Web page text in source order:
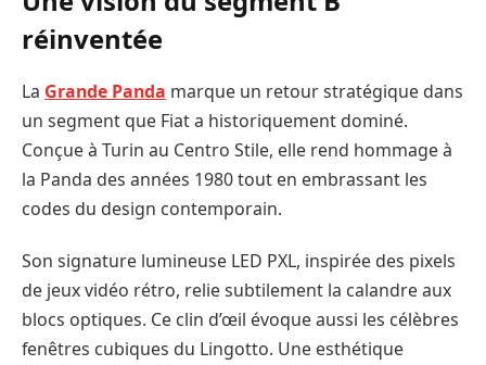
réinventée
La Grande Panda marque un retour stratégique dans
un segment que Fiat a historiquement dominé.
Conçue à Turin au Centro Stile, elle rend hommage à
la Panda des années 1980 tout en embrassant les
codes du design contemporain.
Son signature lumineuse LED PXL, inspirée des pixels
de jeux vidéo rétro, relie subtilement la calandre aux
blocs optiques. Ce clin d’œil évoque aussi les célèbres
fenêtres cubiques du Lingotto. Une esthétique